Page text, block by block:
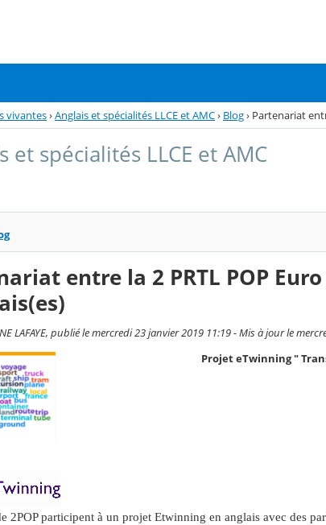
vivantes›Anglais et spécialités LLCE et AMC› Blog› Partenariat
et spécialités LLCE et AMC
entre la 2 PRTL POP
LAFAYE, publié le mercredi 23 janvier 2019 11:19 - Mis à jour le
Projet eTwinning "
2POP participent à un projet Etwinning en anglais avec des